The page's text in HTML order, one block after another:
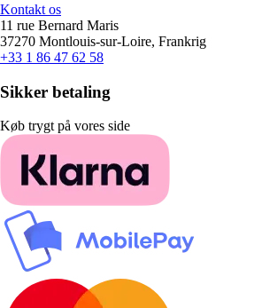
Kontakt os
11 rue Bernard Maris
37270 Montlouis-sur-Loire, Frankrig
+33 1 86 47 62 58
Sikker betaling
Køb trygt på vores side